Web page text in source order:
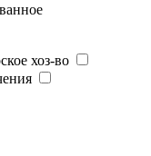
хоз-во